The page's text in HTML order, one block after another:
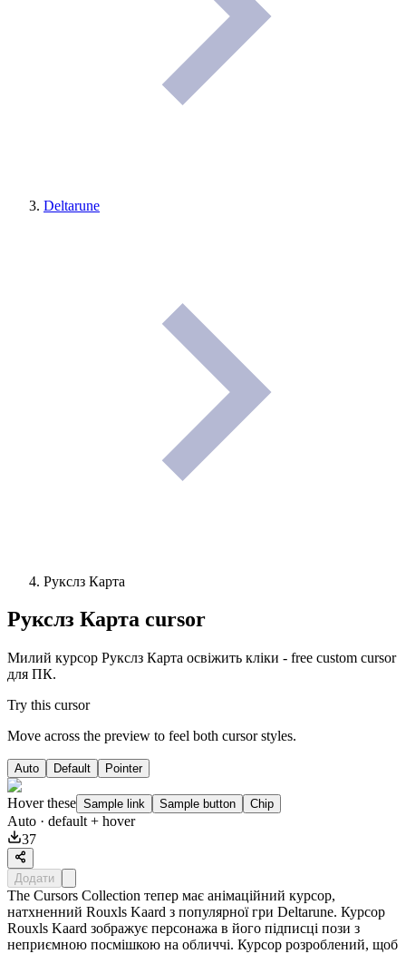
Deltarune
Рукслз Карта
Рукслз Карта cursor
Милий курсор Рукслз Карта освіжить кліки - free custom cursor
для ПК.
Try this cursor
Move across the preview to feel both cursor styles.
Auto Default Pointer
Hover these Sample link Sample button Chip
Auto · default + hover
37
Додати
The Cursors Collection тепер має анімаційний курсор,
натхненний Rouxls Kaard з популярної гри Deltarune. Курсор
Rouxls Kaard зображує персонажа в його підписці пози з
неприємною посмішкою на обличчі. Курсор розроблений, щоб